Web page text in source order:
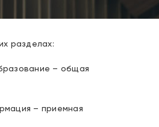
разделах:
– общая
– приемная